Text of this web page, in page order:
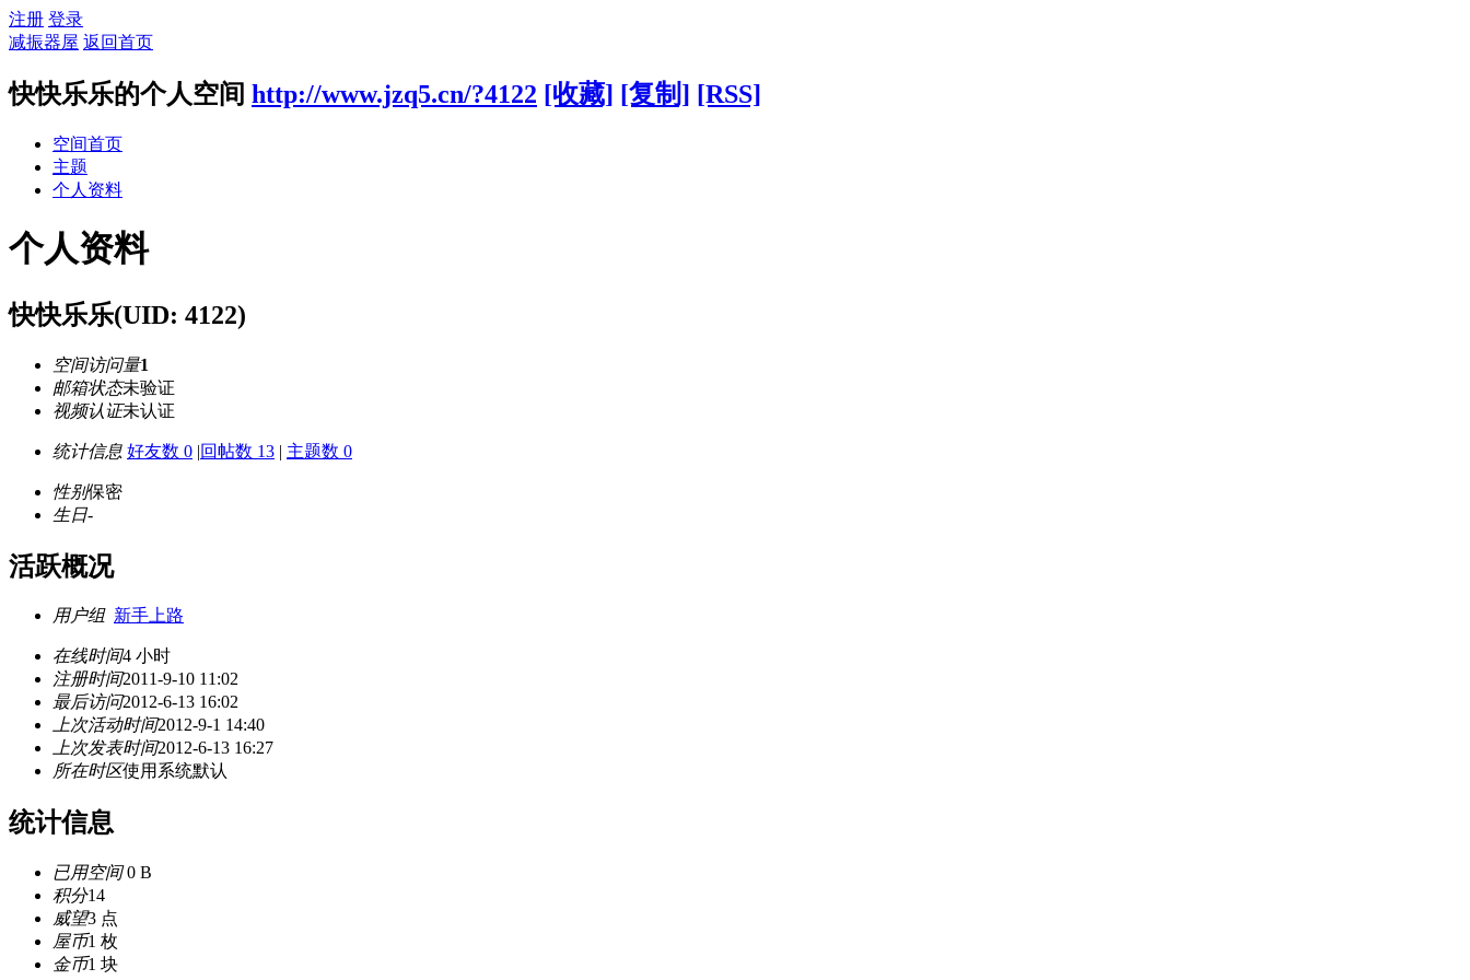
注册 登录
减振器屋 返回首页
快快乐乐的个人空间 http://www.jzq5.cn/?4122 [收藏] [复制] [RSS]
空间首页
主题
个人资料
个人资料
快快乐乐(UID: 4122)
空间访问量1
邮箱状态未验证
视频认证未认证
统计信息 好友数 0 |回帖数 13 | 主题数 0
性别保密
生日-
活跃概况
用户组 新手上路
在线时间4 小时
注册时间2011-9-10 11:02
最后访问2012-6-13 16:02
上次活动时间2012-9-1 14:40
上次发表时间2012-6-13 16:27
所在时区使用系统默认
统计信息
已用空间0 B
积分14
威望3 点
屋币1 枚
金币1 块